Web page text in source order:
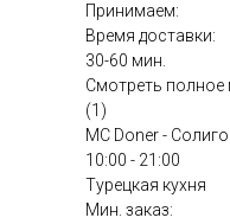
Принимаем:
Время доставки:
30-60 мин.
Смотреть
(1)
MC Doner -
10:00 - 21:00
Турецкая кухня
Мин. заказ: